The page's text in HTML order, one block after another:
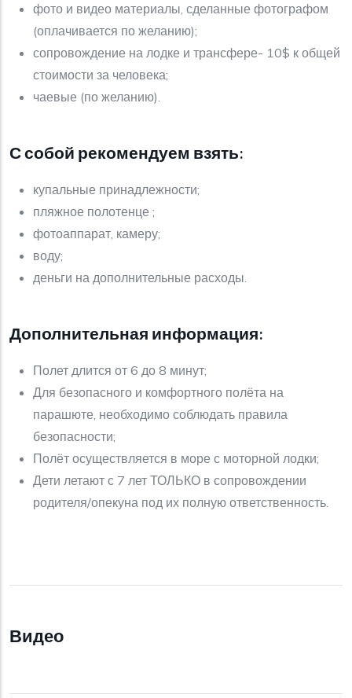
фото и видео материалы, сделанные фотографом
(оплачивается по желанию);
сопровождение на лодке и трансфере- 10$ к общей
стоимости за человека;
чаевые (по желанию).
С собой рекомендуем взять:
купальные принадлежности;
пляжное полотенце ;
фотоаппарат, камеру;
воду;
деньги на дополнительные расходы.
Дополнительная информация:
Полет длится от 6 до 8 минут;
Для безопасного и комфортного полёта на
парашюте, необходимо соблюдать правила
безопасности;
Полёт осуществляется в море с моторной лодки;
Дети летают с 7 лет ТОЛЬКО в сопровождении
родителя/опекуна под их полную ответственность.
Видео